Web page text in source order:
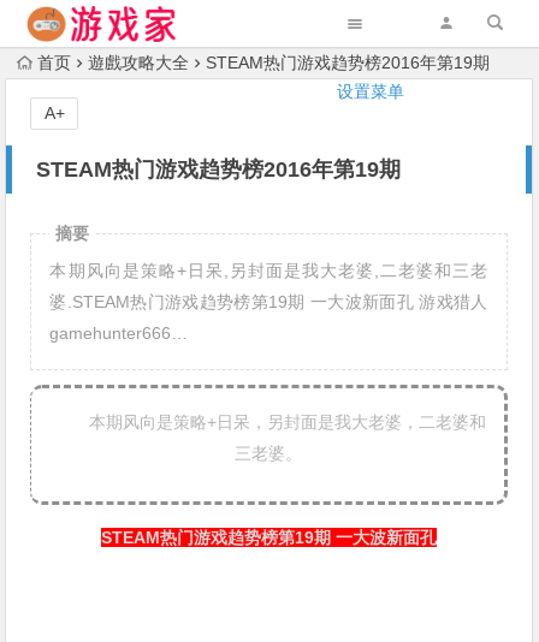
设置菜单
首页 遊戲攻略大全 STEAM热门游戏趋势榜2016年第19期
STEAM热门游戏趋势榜2016年第19期
A+
摘要
本期风向是策略+日呆,另封面是我大老婆,二老婆和三老
婆.STEAM热门游戏趋势榜第19期 一大波新面孔 游戏猎人
gamehunter666…
本期风向是策略+日呆，另封面是我大老婆，二老婆和
三老婆。
STEAM热门游戏趋势榜第19期 一大波新面孔